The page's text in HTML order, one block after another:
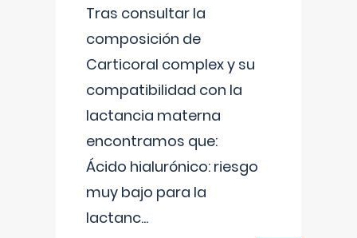
Tras consultar la
composición de
Carticoral complex y su
compatibilidad con la
lactancia materna
encontramos que:
Ácido hialurónico: riesgo
muy bajo para la
lactanc...